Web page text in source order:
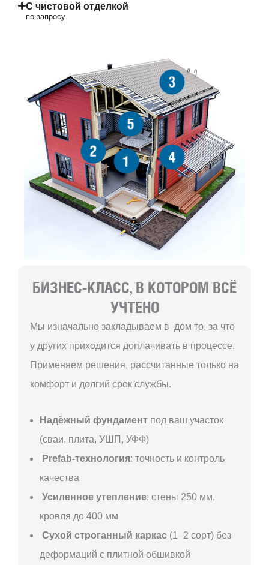
С чистовой отделкой
по запросу
1
2
3
4
5
БИЗНЕС-КЛАСС, В КОТОРОМ ВСЁ
УЧТЕНО
Мы изначально закладываем в дом то, за что
у других приходится доплачивать в процессе.
Применяем решения, рассчитанные только на
комфорт и долгий срок службы.
Надёжный фундамент под ваш участок
(сваи, плита, УШП, УФФ)
Prefab-технология: точность и контроль
качества
Усиленное утепление: стены 250 мм,
кровля до 400 мм
Сухой строганный каркас (1–2 сорт) без
деформаций с плитной обшивкой